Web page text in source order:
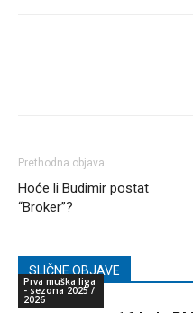
Prethodna objava
Hoće li Budimir postat
“Broker”?
SLIČNE OBJAVE
Prva muška liga
- sezona 2025 /
2026